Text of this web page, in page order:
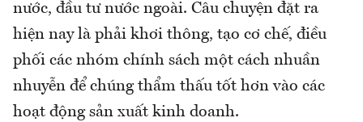
nước, đầu tư nước ngoài. Câu chuyện đặt ra
hiện nay là phải khơi thông, tạo cơ chế, điều
phối các nhóm chính sách một cách nhuần
nhuyễn để chúng thẩm thấu tốt hơn vào các
hoạt động sản xuất kinh doanh.